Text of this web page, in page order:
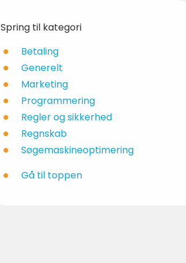
Spring til kategori
Betaling
Generelt
Marketing
Programmering
Regler og sikkerhed
Regnskab
Søgemaskineoptimering
Gå til toppen